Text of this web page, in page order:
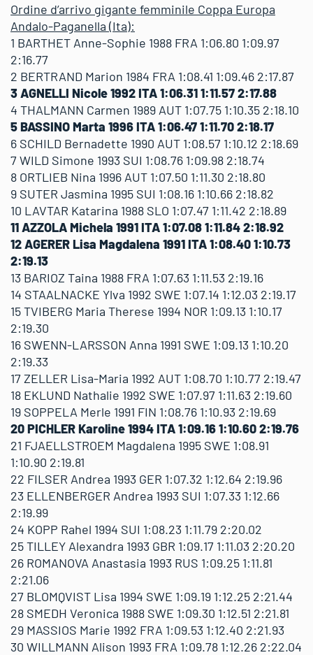
Ordine d’arrivo gigante femminile Coppa Europa
Andalo-Paganella (Ita):
1 BARTHET Anne-Sophie 1988 FRA 1:06.80 1:09.97
2:16.77
2 BERTRAND Marion 1984 FRA 1:08.41 1:09.46 2:17.87
3 AGNELLI Nicole 1992 ITA 1:06.31 1:11.57 2:17.88
4 THALMANN Carmen 1989 AUT 1:07.75 1:10.35 2:18.10
5 BASSINO Marta 1996 ITA 1:06.47 1:11.70 2:18.17
6 SCHILD Bernadette 1990 AUT 1:08.57 1:10.12 2:18.69
7 WILD Simone 1993 SUI 1:08.76 1:09.98 2:18.74
8 ORTLIEB Nina 1996 AUT 1:07.50 1:11.30 2:18.80
9 SUTER Jasmina 1995 SUI 1:08.16 1:10.66 2:18.82
10 LAVTAR Katarina 1988 SLO 1:07.47 1:11.42 2:18.89
11 AZZOLA Michela 1991 ITA 1:07.08 1:11.84 2:18.92
12 AGERER Lisa Magdalena 1991 ITA 1:08.40 1:10.73
2:19.13
13 BARIOZ Taina 1988 FRA 1:07.63 1:11.53 2:19.16
14 STAALNACKE Ylva 1992 SWE 1:07.14 1:12.03 2:19.17
15 TVIBERG Maria Therese 1994 NOR 1:09.13 1:10.17
2:19.30
16 SWENN-LARSSON Anna 1991 SWE 1:09.13 1:10.20
2:19.33
17 ZELLER Lisa-Maria 1992 AUT 1:08.70 1:10.77 2:19.47
18 EKLUND Nathalie 1992 SWE 1:07.97 1:11.63 2:19.60
19 SOPPELA Merle 1991 FIN 1:08.76 1:10.93 2:19.69
20 PICHLER Karoline 1994 ITA 1:09.16 1:10.60 2:19.76
21 FJAELLSTROEM Magdalena 1995 SWE 1:08.91
1:10.90 2:19.81
22 FILSER Andrea 1993 GER 1:07.32 1:12.64 2:19.96
23 ELLENBERGER Andrea 1993 SUI 1:07.33 1:12.66
2:19.99
24 KOPP Rahel 1994 SUI 1:08.23 1:11.79 2:20.02
25 TILLEY Alexandra 1993 GBR 1:09.17 1:11.03 2:20.20
26 ROMANOVA Anastasia 1993 RUS 1:09.25 1:11.81
2:21.06
27 BLOMQVIST Lisa 1994 SWE 1:09.19 1:12.25 2:21.44
28 SMEDH Veronica 1988 SWE 1:09.30 1:12.51 2:21.81
29 MASSIOS Marie 1992 FRA 1:09.53 1:12.40 2:21.93
30 WILLMANN Alison 1993 FRA 1:09.78 1:12.26 2:22.04